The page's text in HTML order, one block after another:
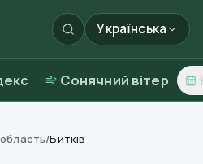
Українська
Сонячний вітер
/Битків